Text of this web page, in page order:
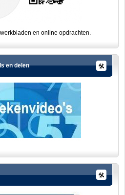
en online opdrachten.
en delen